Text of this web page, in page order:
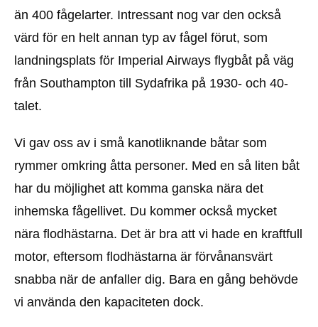
än 400 fågelarter. Intressant nog var den också
värd för en helt annan typ av fågel förut, som
landningsplats för Imperial Airways flygbåt på väg
från Southampton till Sydafrika på 1930- och 40-
talet.
Vi gav oss av i små kanotliknande båtar som
rymmer omkring åtta personer. Med en så liten båt
har du möjlighet att komma ganska nära det
inhemska fågellivet. Du kommer också mycket
nära flodhästarna. Det är bra att vi hade en kraftfull
motor, eftersom flodhästarna är förvånansvärt
snabba när de anfaller dig. Bara en gång behövde
vi använda den kapaciteten dock.